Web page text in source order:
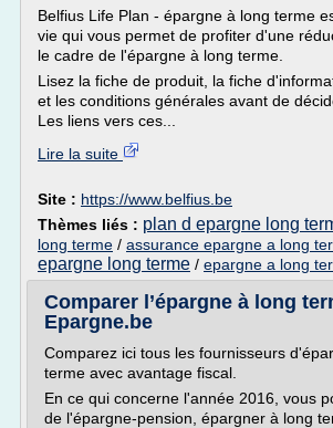
Belfius Life Plan - épargne à long terme
vie qui vous permet de profiter d'une
le cadre de l'épargne à long terme.
Lisez la fiche de produit, la fiche
et les conditions générales avant de
Les liens vers ces...
Lire la suite
Site : https://www.belfius.be
Thèmes liés : plan d epargne long
long terme / assurance epargne a long
epargne long terme / epargne a long
Comparer l’épargne à long
Epargne.be
Comparez ici tous les fournisseurs
terme avec avantage fiscal.
En ce qui concerne l'année 2016, vous
de l'épargne-pension, épargner à long